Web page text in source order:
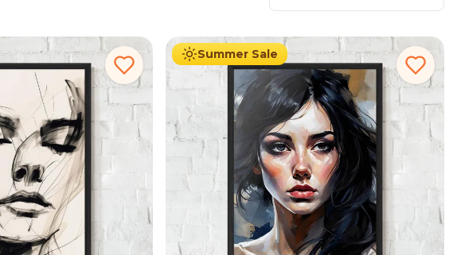
Summer Sale
29.90 €